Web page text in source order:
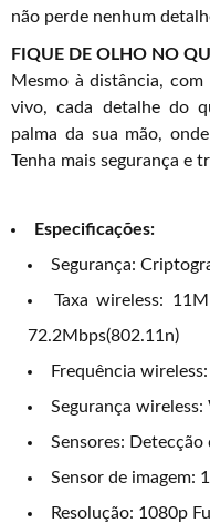
não perde nenhum
FIQUE DE OLHO NO
Mesmo à distância,
vivo, cada detalhe do
palma da sua mão,
Tenha mais segurança e
Especificações:
Segurança:
Taxa wireless:
72.2Mbps(802.11n)
Frequência
Segurança
Sensores:
Sensor de imagem:
Resolução: 1080p